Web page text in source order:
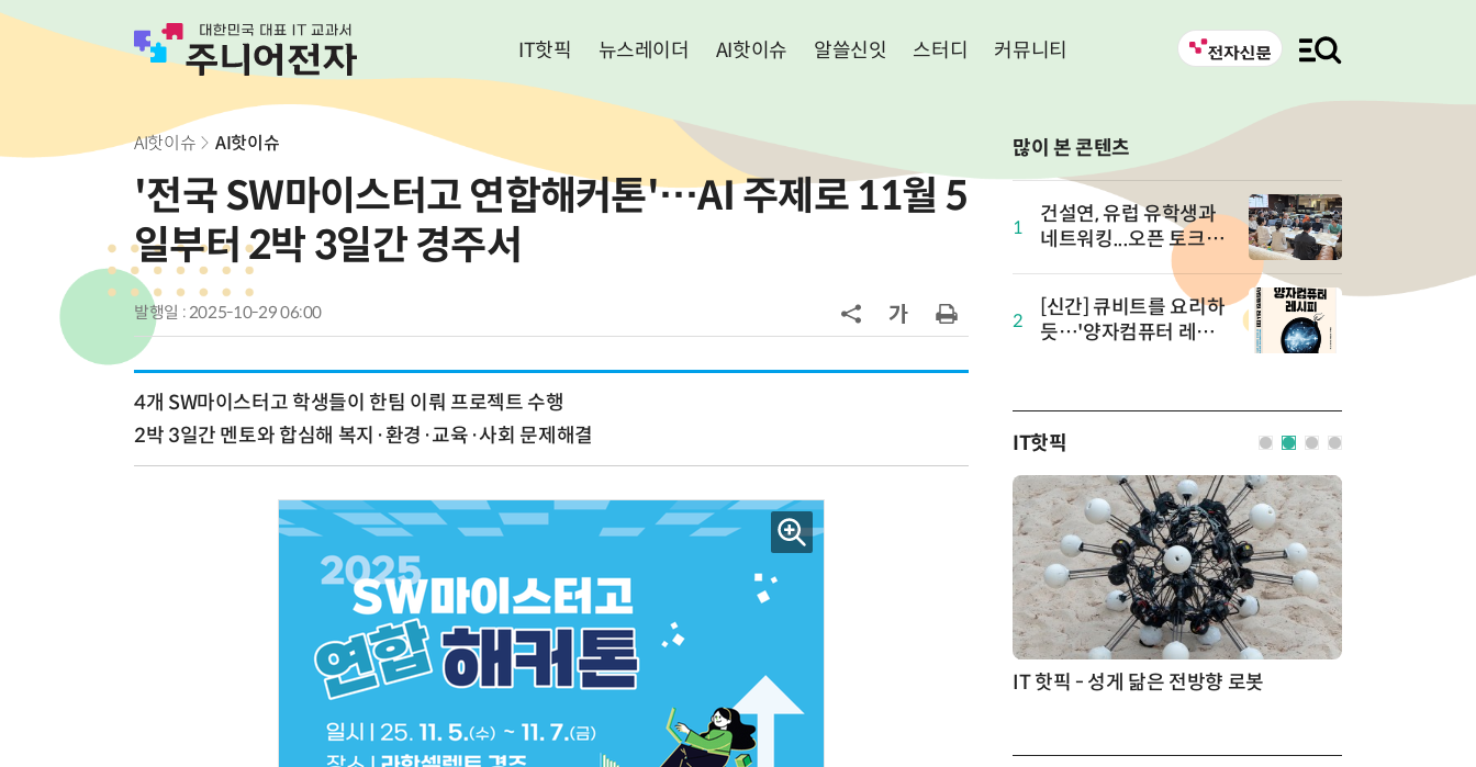
IT핫픽 뉴스레이더 AI핫이슈 알쓸신잇 스터디 커뮤니티
AI핫이슈 AI핫이슈
'전국 SW마이스터고 연합해커톤'…AI 주제로 11월 5
일부터 2박 3일간 경주서
발행일 : 2025-10-29 06:00
4개 SW마이스터고 학생들이 한팀 이뤄 프로젝트 수행
2박 3일간 멘토와 합심해 복지·환경·교육·사회 문제해결
많이 본 콘텐츠
1
건설연, 유럽 유학생과
네트워킹...오픈 토크 in
2
[신간] 큐비트를 요리하
듯…'양자컴퓨터 레시
IT핫픽
IT 핫픽 - 씨앗 크기 수술 로봇 IT 핫픽 - 성게 닮은 전방향 로봇